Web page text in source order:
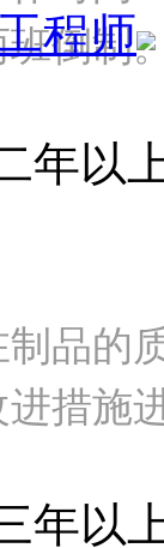
班倒
程师
年以
品的
进措
年以